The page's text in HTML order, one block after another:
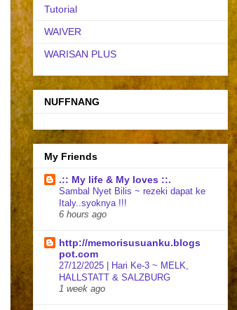
Tutorial
WAIVER
WARISAN PLUS
NUFFNANG
My Friends
.:: My life & My loves ::.
Sambal Nyet Bilis ~ rezeki dapat ke
Italy..syoknya !!!
6 hours ago
http://memorisusuanku.blogs
pot.com
27/12/2025 | Hari Ke-3 ~ MELK,
HALLSTATT & SALZBURG
1 week ago